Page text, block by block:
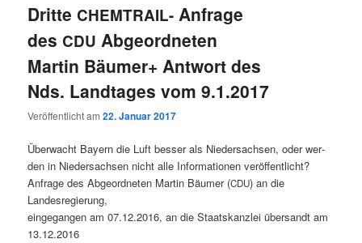
Dritte CHEMTRAIL- Anfrage
des CDU Abgeordneten
Martin Bäumer+ Antwort des
Nds. Landtages vom 9.1.2017
Veröffentlicht am22. Januar 2017
Über­wacht Bay­ern die Luft bes­ser als Nie­der­sach­sen, oder wer­
den in Nie­der­sach­sen nicht alle Infor­ma­tio­nen veröffentlicht?
Anfra­ge des Abge­ord­ne­ten Mar­tin Bäu­mer (CDU) an die
Landesregierung,
ein­ge­gan­gen am 07.12.2016, an die Staats­kanz­lei über­sandt am
13.12.2016